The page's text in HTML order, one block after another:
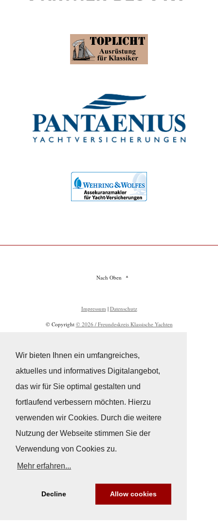
Wir bieten Ihnen ein umfangreiches,
aktuelles und informatives Digitalangebot,
das wir für Sie optimal gestalten und
fortlaufend verbessern möchten. Hierzu
verwenden wir Cookies. Durch die weitere
Nutzung der Webseite stimmen Sie der
Verwendung von Cookies zu.
Mehr erfahren...
Decline Allow cookies
Nach Oben
Impressum | Datenschutz
© Copyright © 2026 / Freundeskreis Klassische Yachten